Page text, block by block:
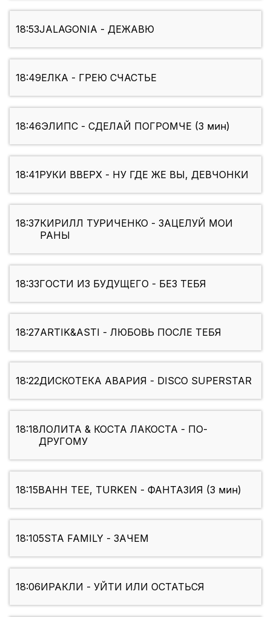
18:53JALAGONIA - ДЕЖАВЮ
18:49ЕЛКА - ГРЕЮ СЧАСТЬЕ
18:46ЭЛИПС - СДЕЛАЙ ПОГРОМЧЕ (3 мин)
18:41РУКИ ВВЕРХ - НУ ГДЕ ЖЕ ВЫ, ДЕВЧОНКИ
18:37КИРИЛЛ ТУРИЧЕНКО - ЗАЦЕЛУЙ МОИ
РАНЫ
18:33ГОСТИ ИЗ БУДУЩЕГО - БЕЗ ТЕБЯ
18:27ARTIK&ASTI - ЛЮБОВЬ ПОСЛЕ ТЕБЯ
18:22ДИСКОТЕКА АВАРИЯ - DISCO SUPERSTAR
18:18ЛОЛИТА & КОСТА ЛАКОСТА - ПО-
ДРУГОМУ
18:15BAHH TEE, TURKEN - ФАНТАЗИЯ (3 мин)
18:105STA FAMILY - ЗАЧЕМ
18:06ИРАКЛИ - УЙТИ ИЛИ ОСТАТЬСЯ